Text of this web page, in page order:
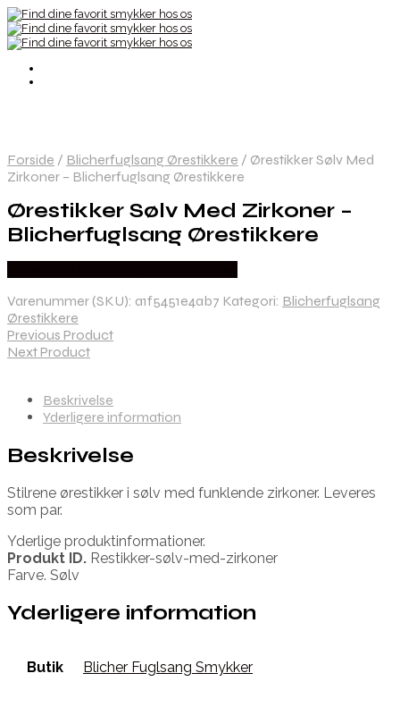
Forside / Blicherfuglsang Ørestikkere / Ørestikker Sølv Med
Zirkoner – Blicherfuglsang Ørestikkere
Ørestikker Sølv Med Zirkoner –
Blicherfuglsang Ørestikkere
Varenummer (SKU): a1f5451e4ab7 Kategori: Blicherfuglsang
Ørestikkere
Previous Product
Next Product
Beskrivelse
Yderligere information
Beskrivelse
Stilrene ørestikker i sølv med funklende zirkoner. Leveres
som par.
Yderlige produktinformationer.
Produkt ID. Restikker-sølv-med-zirkoner
Farve. Sølv
Yderligere information
Butik Blicher Fuglsang Smykker